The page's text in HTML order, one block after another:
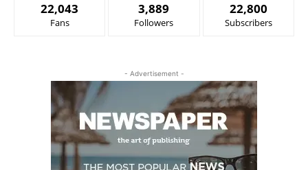
22,043
Fans
3,889
Followers
22,800
Subscribers
- Advertisement -